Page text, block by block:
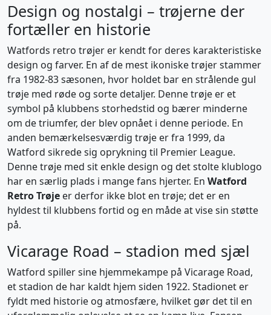
Design og nostalgi – trøjerne der
fortæller en historie
Watfords retro trøjer er kendt for deres karakteristiske
design og farver. En af de mest ikoniske trøjer stammer
fra 1982-83 sæsonen, hvor holdet bar en strålende gul
trøje med røde og sorte detaljer. Denne trøje er et
symbol på klubbens storhedstid og bærer minderne
om de triumfer, der blev opnået i denne periode. En
anden bemærkelsesværdig trøje er fra 1999, da
Watford sikrede sig oprykning til Premier League.
Denne trøje med sit enkle design og det stolte klublogo
har en særlig plads i mange fans hjerter. En Watford
Retro Trøje er derfor ikke blot en trøje; det er en
hyldest til klubbens fortid og en måde at vise sin støtte
på.
Vicarage Road – stadion med sjæl
Watford spiller sine hjemmekampe på Vicarage Road,
et stadion de har kaldt hjem siden 1922. Stadionet er
fyldt med historie og atmosfære, hvilket gør det til en